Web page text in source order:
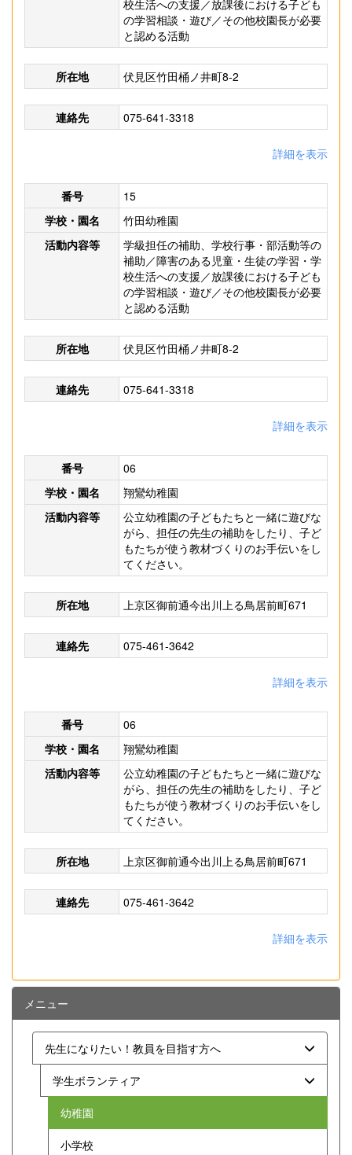
校生活への支援／放課後における子ども
の学習相談・遊び／その他校園長が必要
と認める活動
所在地 伏見区竹田桶ノ井町8-2
連絡先 075-641-3318
詳細を表示
番号
15
学校・園名
竹田幼稚園
活動内容等
学級担任の補助、学校行事・部活動等の
補助／障害のある児童・生徒の学習・学
校生活への支援／放課後における子ども
の学習相談・遊び／その他校園長が必要
と認める活動
所在地 伏見区竹田桶ノ井町8-2
連絡先 075-641-3318
詳細を表示
番号
06
学校・園名
翔鸞幼稚園
活動内容等
公立幼稚園の子どもたちと一緒に遊びな
がら、担任の先生の補助をしたり、子ど
もたちが使う教材づくりのお手伝いをし
てください。
所在地 上京区御前通今出川上る鳥居前町671
連絡先 075-461-3642
詳細を表示
番号
06
学校・園名
翔鸞幼稚園
活動内容等
公立幼稚園の子どもたちと一緒に遊びな
がら、担任の先生の補助をしたり、子ど
もたちが使う教材づくりのお手伝いをし
てください。
所在地 上京区御前通今出川上る鳥居前町671
連絡先 075-461-3642
詳細を表示
メニュー
先生になりたい！教員を目指す方へ
学生ボランティア
幼稚園
小学校